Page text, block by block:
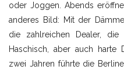
oder Joggen. Abends
anderes Bild: Mit der
die zahlreichen Dealer, die
Haschisch, aber auch harte
zwei Jahren führte die